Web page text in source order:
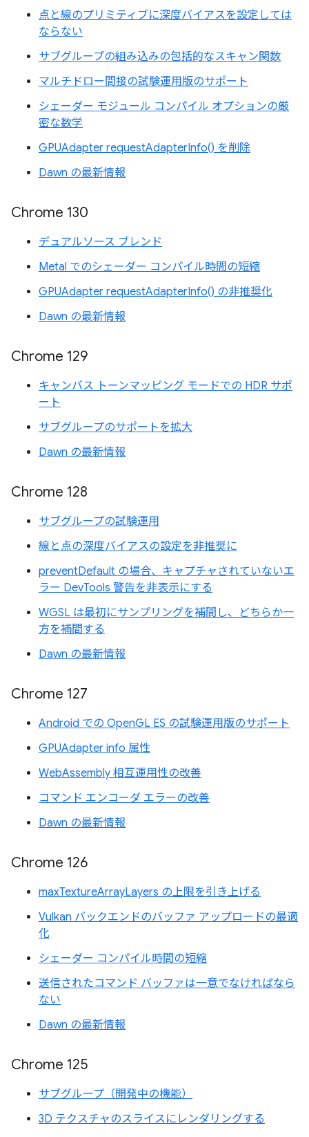
点と線のプリミティブに深度バイアスを設定しては
ならない
サブグループの組み込みの包括的なスキャン関数
マルチドロー間接の試験運用版のサポート
シェーダー モジュール コンパイル オプションの厳
密な数学
GPUAdapter requestAdapterInfo() を削除
Dawn の最新情報
Chrome 130
デュアルソース ブレンド
Metal でのシェーダー コンパイル時間の短縮
GPUAdapter requestAdapterInfo() の非推奨化
Dawn の最新情報
Chrome 129
キャンバス トーンマッピング モードでの HDR サポ
ート
サブグループのサポートを拡大
Dawn の最新情報
Chrome 128
サブグループの試験運用
線と点の深度バイアスの設定を非推奨に
preventDefault の場合、キャプチャされていないエ
ラー DevTools 警告を非表示にする
WGSL は最初にサンプリングを補間し、どちらか一
方を補間する
Dawn の最新情報
Chrome 127
Android での OpenGL ES の試験運用版のサポート
GPUAdapter info 属性
WebAssembly 相互運用性の改善
コマンド エンコーダ エラーの改善
Dawn の最新情報
Chrome 126
maxTextureArrayLayers の上限を引き上げる
Vulkan バックエンドのバッファ アップロードの最適
化
シェーダー コンパイル時間の短縮
送信されたコマンド バッファは一意でなければなら
ない
Dawn の最新情報
Chrome 125
サブグループ（開発中の機能）
3D テクスチャのスライスにレンダリングする